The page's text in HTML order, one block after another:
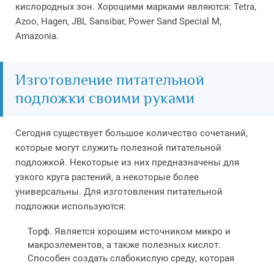
кислородных зон. Хорошими марками являются: Tetra,
Azoo, Hagen, JBL Sansibar, Power Sand Special M,
Amazonia.
Изготовление питательной
подложки своими руками
Сегодня существует большое количество сочетаний,
которые могут служить полезной питательной
подложкой. Некоторые из них предназначены для
узкого круга растений, а некоторые более
универсальны. Для изготовления питательной
подложки используются:
Торф. Является хорошим источником микро и
макроэлементов, а также полезных кислот.
Способен создать слабокислую среду, которая